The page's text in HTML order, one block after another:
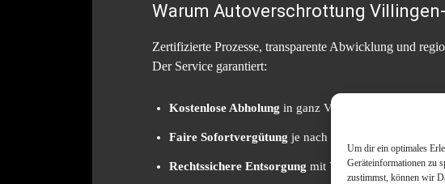
Um dir ein optimales
Geräteinformationen zu
zustimmst, können wir
Warum Autoverschrottung
Zertifizierte Prozesse, transparente Abwicklung und
Der Service garantiert:
Kostenlose Abholung in ganz Villingen-
Faire Sofortvergütung je nach Fahrzeugwert und
Rechtssichere Entsorgung mit Verwertungsnachweis